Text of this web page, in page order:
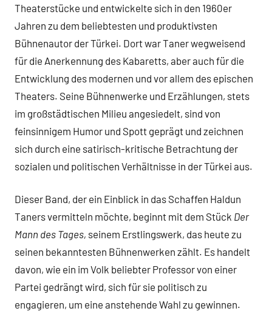
Theaterstücke und entwickelte sich in den 1960er
Jahren zu dem beliebtesten und produktivsten
Bühnenautor der Türkei. Dort war Taner wegweisend
für die Anerkennung des Kabaretts, aber auch für die
Entwicklung des modernen und vor allem des epischen
Theaters. Seine Bühnenwerke und Erzählungen, stets
im großstädtischen Milieu angesiedelt, sind von
feinsinnigem Humor und Spott geprägt und zeichnen
sich durch eine satirisch-kritische Betrachtung der
sozialen und politischen Verhältnisse in der Türkei aus.
Dieser Band, der ein Einblick in das Schaffen Haldun
Taners vermitteln möchte, beginnt mit dem Stück Der
Mann des Tages, seinem Erstlingswerk, das heute zu
seinen bekanntesten Bühnenwerken zählt. Es handelt
davon, wie ein im Volk beliebter Professor von einer
Partei gedrängt wird, sich für sie politisch zu
engagieren, um eine anstehende Wahl zu gewinnen.